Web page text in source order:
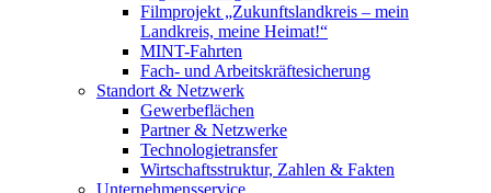
Filmprojekt „Zukunftslandkreis – mein
Landkreis, meine Heimat!“
MINT-Fahrten
Fach- und Arbeitskräftesicherung
Standort & Netzwerk
Gewerbeflächen
Partner & Netzwerke
Technologietransfer
Wirtschaftsstruktur, Zahlen & Fakten
Unternehmensservice